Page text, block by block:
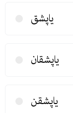
یاپشق
یاپشقان
یاپشقن